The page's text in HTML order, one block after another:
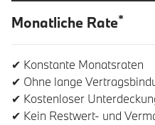
Monatliche Rate*
✔ Konstante Monatsraten
✔ Ohne lange
✔ Kostenloser
✔ Kein Restwert- und